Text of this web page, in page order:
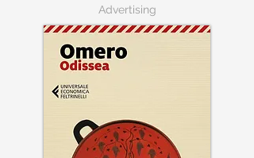
Advertising